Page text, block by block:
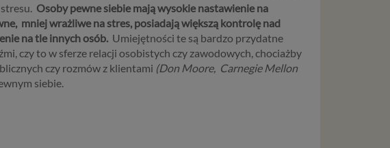
Osoby pewne siebie mają wysokie nastawienie na
mniej wrażliwe na stres, posiadają większą kontrolę nad
na tle innych osób. Umiejętności te są bardzo przydatne
czy to w sferze relacji osobistych czy zawodowych, chociażby
czy rozmów z klientami (Don Moore, Carnegie Mellon
siebie.